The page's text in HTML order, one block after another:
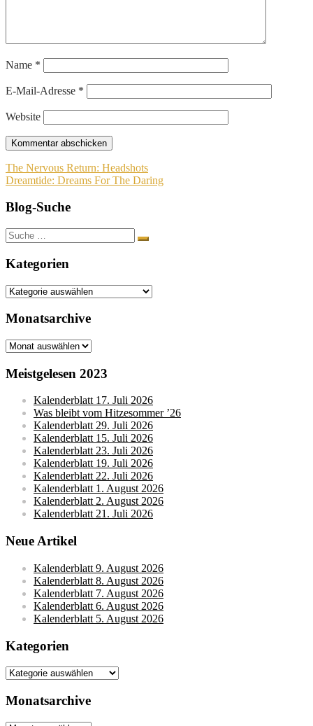
Name *
E-Mail-Adresse *
Website
Beitragsnavigation
The Nervous Return: Headshots
Dreamtide: Dreams For The Daring
Blog-Suche
Suche
nach:
Kategorien
Kategorien
Monatsarchive
Monatsarchive
Meistgelesen 2023
Kalenderblatt 17. Juli 2026
Was bleibt vom Hitzesommer ’26
Kalenderblatt 29. Juli 2026
Kalenderblatt 15. Juli 2026
Kalenderblatt 23. Juli 2026
Kalenderblatt 19. Juli 2026
Kalenderblatt 22. Juli 2026
Kalenderblatt 1. August 2026
Kalenderblatt 2. August 2026
Kalenderblatt 21. Juli 2026
Neue Artikel
Kalenderblatt 9. August 2026
Kalenderblatt 8. August 2026
Kalenderblatt 7. August 2026
Kalenderblatt 6. August 2026
Kalenderblatt 5. August 2026
Kategorien
Kategorien
Monatsarchive